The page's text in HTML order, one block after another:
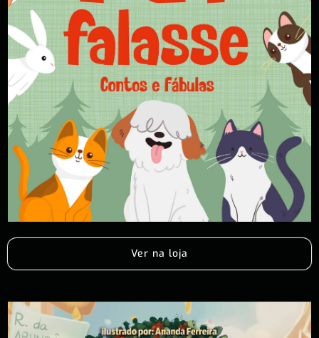
Ver na loja